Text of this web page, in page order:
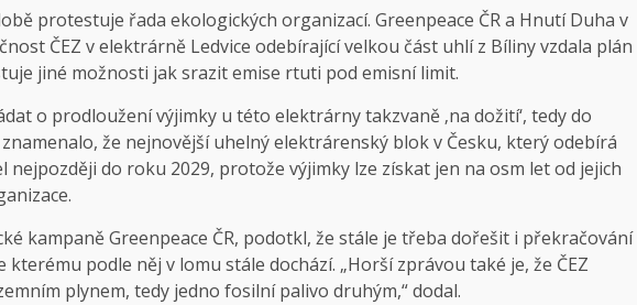
protestuje řada ekologických organizací. Greenpeace ČR a Hnutí Duha v
ČEZ v elektrárně Ledvice odebírající velkou část uhlí z Bíliny vzdala plán
jiné možnosti jak srazit emise rtuti pod emisní limit.
o prodloužení výjimky u této elektrárny takzvaně ‚na dožití‘, tedy do
že nejnovější uhelný elektrárenský blok v Česku, který odebírá
nejpozději do roku 2029, protože výjimky lze získat jen na osm let od jejich
kampaně Greenpeace ČR, podotkl, že stále je třeba dořešit i překračování
podle něj v lomu stále dochází. „Horší zprávou také je, že ČEZ
plynem, tedy jedno fosilní palivo druhým,“ dodal.